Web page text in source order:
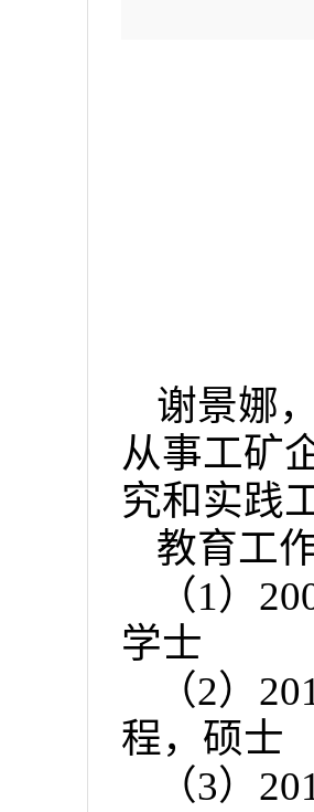
谢景娜
从事工矿
究和实践
教育工
（1）
学士
（2）
程，硕士
（3）